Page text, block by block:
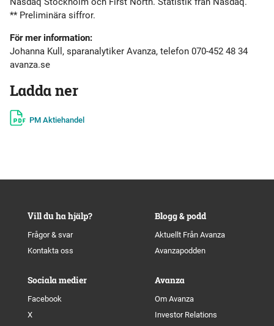
** Preliminära siffror.
För mer information:
Johanna Kull, sparanalytiker Avanza, telefon 070-452 48 34
avanza.se
Ladda ner
PM Aktiehandel
Vill du ha hjälp?
Frågor & svar
Kontakta oss
Blogg & podd
Aktuellt Från Avanza
Avanzapodden
Sociala medier
Facebook
X
Avanza
Om Avanza
Investor Relations